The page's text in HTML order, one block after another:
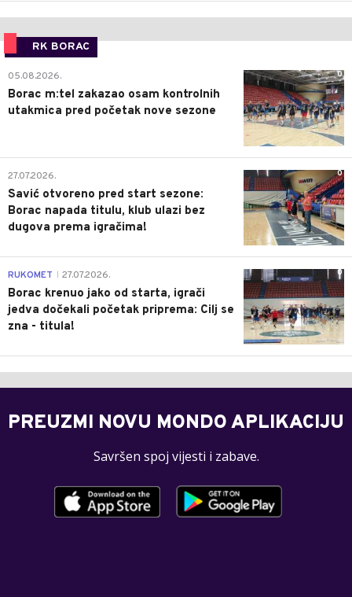
RK BORAC
0
05.08.2026.
Borac m:tel zakazao osam kontrolnih
utakmica pred početak nove sezone
0
27.07.2026.
Savić otvoreno pred start sezone:
Borac napada titulu, klub ulazi bez
dugova prema igračima!
0
RUKOMET 27.07.2026.
Borac krenuo jako od starta, igrači
jedva dočekali početak priprema: Cilj se
zna - titula!
PREUZMI NOVU MONDO APLIKACIJU
Savršen spoj vijesti i zabave.